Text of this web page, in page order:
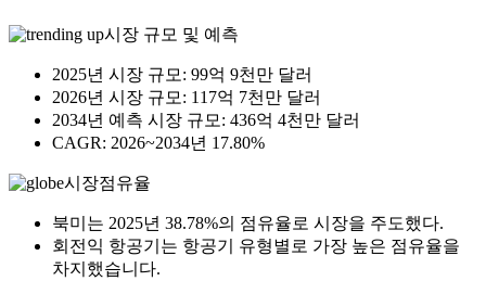
시장 규모 및 예측
2025년 시장 규모: 99억 9천만 달러
2026년 시장 규모: 117억 7천만 달러
2034년 예측 시장 규모: 436억 4천만 달러
CAGR: 2026~2034년 17.80%
시장점유율
북미는 2025년 38.78%의 점유율로 시장을 주도했다.
회전익 항공기는 항공기 유형별로 가장 높은 점유율을
차지했습니다.